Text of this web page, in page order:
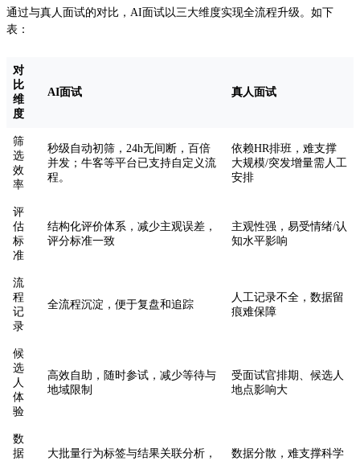
通过与真人面试的对比，AI面试以三大维度实现全流程升级。如下
表：
对
比
维
度
AI面试 真人面试
筛
选
效
率
秒级自动初筛，24h无间断，百倍
并发；牛客等平台已支持自定义流
程。
依赖HR排班，难支撑
大规模/突发增量需人工
安排
评
估
标
准
结构化评价体系，减少主观误差，
评分标准一致
主观性强，易受情绪/认
知水平影响
流
程
记
录
全流程沉淀，便于复盘和追踪
人工记录不全，数据留
痕难保障
候
选
人
体
验
高效自助，随时参试，减少等待与
地域限制
受面试官排期、候选人
地点影响大
数
据
大批量行为标签与结果关联分析，
数据分散，难支撑科学